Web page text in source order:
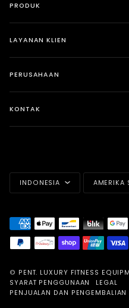
PRODUK
LAYANAN KLIEN
PERUSAHAAN
KONTAK
BAHASA
INDONESIA
MATA
UANG
AMERIKA
© PENT. LUXURY FITNESS
SYARAT PENGGUNAAN
LEGAL
PENJUALAN DAN PENGEMBALIAN